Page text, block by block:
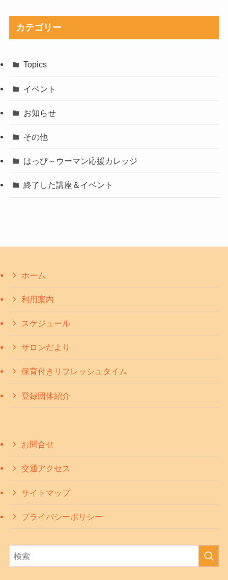
カテゴリー
Topics
イベント
お知らせ
その他
はっぴ～ウーマン応援カレッジ
終了した講座＆イベント
ホーム
利用案内
スケジュール
サロンだより
保育付きリフレッシュタイム
登録団体紹介
お問合せ
交通アクセス
サイトマップ
プライバシーポリシー